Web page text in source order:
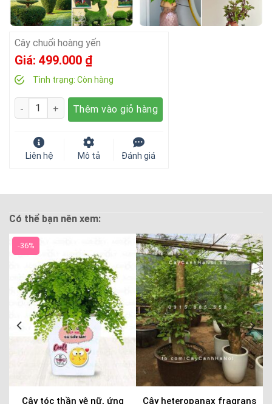
Cây chuối hoàng yến
Giá: 499.000 ₫
Tình trạng: Còn hàng
Số lượng Thêm vào giỏ hàng
Liên hệ Mô tả Đánh giá
Có thể bạn nên xem:
-36%
Cây tóc thần vệ nữ, ứng
Cây heteropanax fragrans